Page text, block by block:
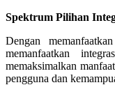
Spektrum Pilihan
Dengan
memanfaatkan
memaksimalkan
pengguna dan